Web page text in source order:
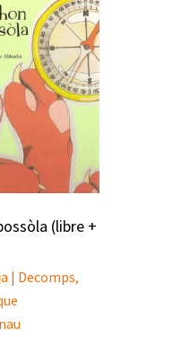
(libre +
| Decomps,